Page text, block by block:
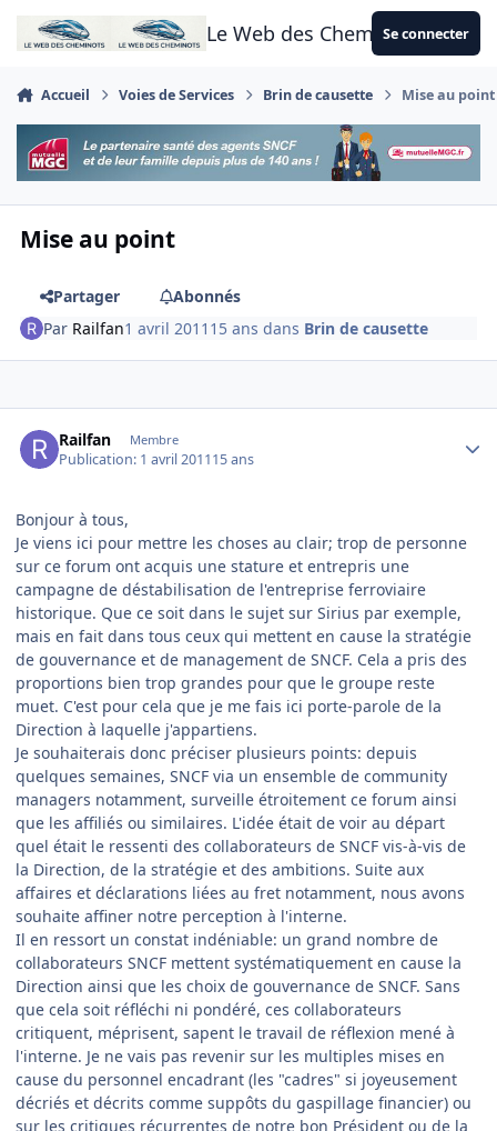
Aller au contenu
Le Web des CheminotsSe connecter
Accueil Voies de Services Brin de causette Mise au point
Mise au point
Partager
Abonnés
Par Railfan1 avril 2011 15 ans dans Brin de causette
Railfan Membre
Publication: 1 avril 201115 ans
Bonjour à tous,
Je viens ici pour mettre les choses au clair; trop de personne
sur ce forum ont acquis une stature et entrepris une
campagne de déstabilisation de l'entreprise ferroviaire
historique. Que ce soit dans le sujet sur Sirius par exemple,
mais en fait dans tous ceux qui mettent en cause la stratégie
de gouvernance et de management de SNCF. Cela a pris des
proportions bien trop grandes pour que le groupe reste
muet. C'est pour cela que je me fais ici porte-parole de la
Direction à laquelle j'appartiens.
Je souhaiterais donc préciser plusieurs points: depuis
quelques semaines, SNCF via un ensemble de community
managers notamment, surveille étroitement ce forum ainsi
que les affiliés ou similaires. L'idée était de voir au départ
quel était le ressenti des collaborateurs de SNCF vis-à-vis de
la Direction, de la stratégie et des ambitions. Suite aux
affaires et déclarations liées au fret notamment, nous avons
souhaite affiner notre perception à l'interne.
Il en ressort un constat indéniable: un grand nombre de
collaborateurs SNCF mettent systématiquement en cause la
Direction ainsi que les choix de gouvernance de SNCF. Sans
que cela soit réfléchi ni pondéré, ces collaborateurs
critiquent, méprisent, sapent le travail de réflexion mené à
l'interne. Je ne vais pas revenir sur les multiples mises en
cause du personnel encadrant (les "cadres" si joyeusement
décriés et décrits comme suppôts du gaspillage financier) ou
sur les critiques récurrentes de notre bon Président ou de la